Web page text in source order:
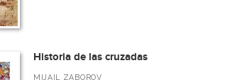
Historia de las cruzadas
MIJAIL ZABOROV